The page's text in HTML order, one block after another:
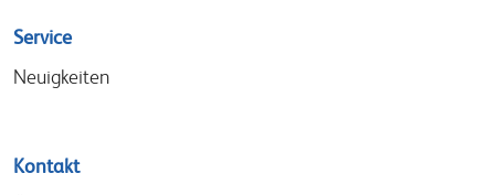
Service
Neuigkeiten
Kontakt